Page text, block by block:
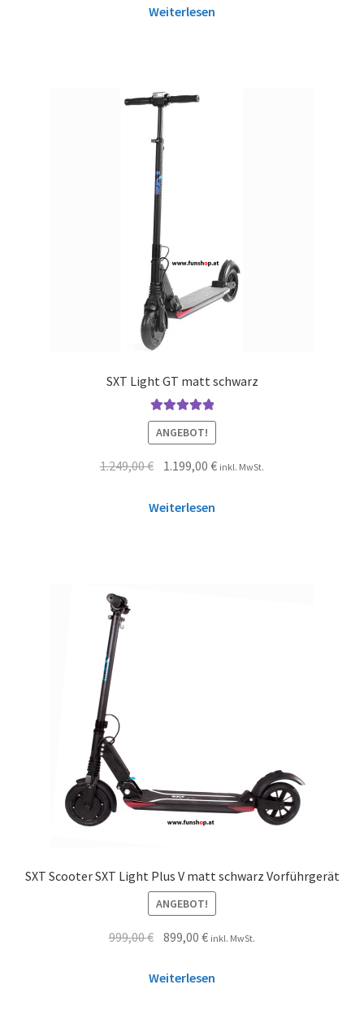
Weiterlesen
SXT Light GT matt schwarz
Bewertet mit
5.00von 5
ANGEBOT!
1.249,00€ 1.199,00€ inkl. MwSt.
Weiterlesen
SXT Scooter SXT Light Plus V matt schwarz Vorführgerät
ANGEBOT!
999,00€ 899,00€ inkl. MwSt.
Weiterlesen